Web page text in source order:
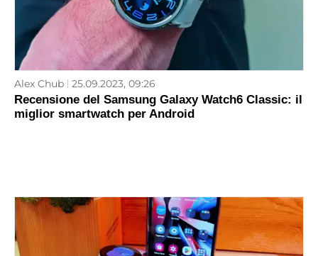
Alex Chub 25.09.2023, 09:26
Recensione del Samsung Galaxy Watch6 Classic: il
miglior smartwatch per Android